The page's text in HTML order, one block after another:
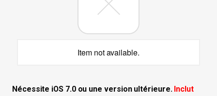
Item not available.
Nécessite iOS 7.0 ou une version ultérieure. Inclut